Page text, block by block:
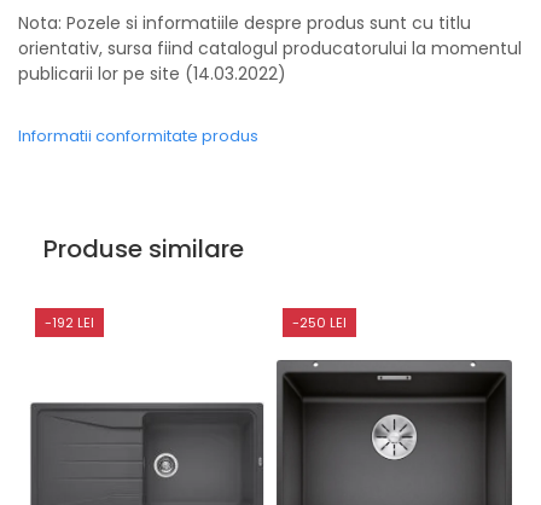
Nota: Pozele si informatiile despre produs sunt cu titlu
orientativ, sursa fiind catalogul producatorului la momentul
publicarii lor pe site (14.03.2022)
Informatii conformitate produs
Produse similare
-192 LEI -250 LEI